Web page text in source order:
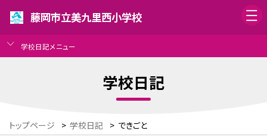
藤岡市立美九里西小学校
学校日記メニュー
学校日記
トップページ > 学校日記 > できごと